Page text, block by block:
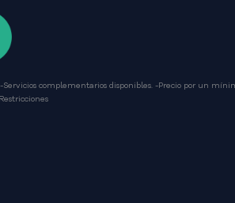
complementarios disponibles. -Precio por un